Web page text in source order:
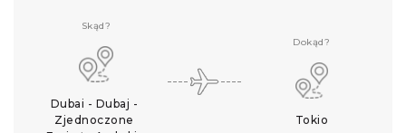
Skąd?
Dubai - Dubaj -
Zjednoczone
Dokąd?
Tokio